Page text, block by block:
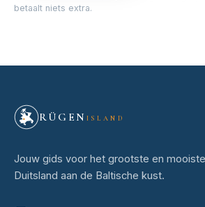
betaalt niets extra.
RÜGEN ISLAND
Jouw gids voor het grootste en
Duitsland aan de Baltische kust.